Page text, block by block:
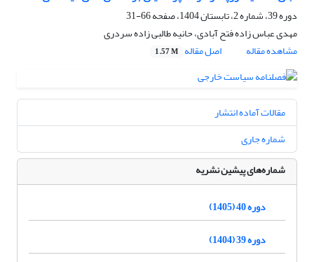
دوره 39، شماره 2، تابستان 1404، صفحه
66-31
مهدی عباس زاده فتح آبادی، حانیه طالبی زاده سردری
مشاهده مقاله
اصل مقاله 1.57 M
مقالات آماده انتشار
شماره جاری
شماره‌های پیشین نشریه
دوره 40 (1405)
دوره 39 (1404)